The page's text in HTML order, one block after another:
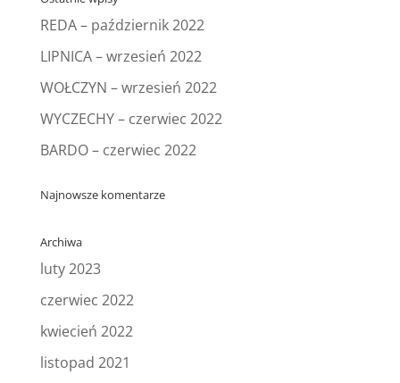
o
o
k
REDA – październik 2022
LIPNICA – wrzesień 2022
WOŁCZYN – wrzesień 2022
WYCZECHY – czerwiec 2022
BARDO – czerwiec 2022
Najnowsze komentarze
Archiwa
luty 2023
czerwiec 2022
kwiecień 2022
listopad 2021